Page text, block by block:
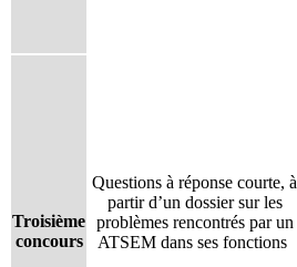
Troisième
concours
Questions à réponse courte, à
partir d’un dossier sur les
problèmes rencontrés par un
ATSEM dans ses fonctions